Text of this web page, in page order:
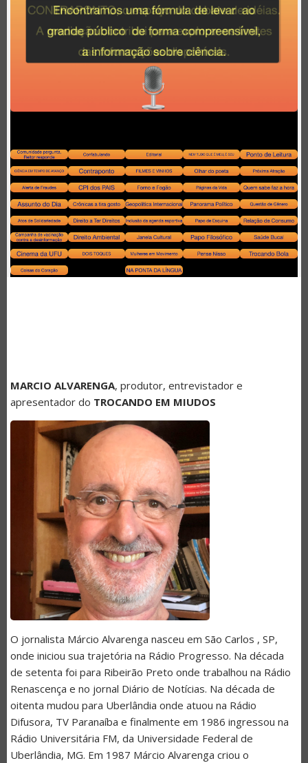
MARCIO ALVARENGA, produtor, entrevistador e
apresentador do TROCANDO EM MIUDOS
O jornalista Márcio Alvarenga nasceu em São Carlos , SP,
onde iniciou sua trajetória na Rádio Progresso. Na década
de setenta foi para Ribeirão Preto onde trabalhou na Rádio
Renascença e no jornal Diário de Notícias. Na década de
oitenta mudou para Uberlândia onde atuou na Rádio
Difusora, TV Paranaíba e finalmente em 1986 ingressou na
Rádio Universitária FM, da Universidade Federal de
Uberlândia, MG. Em 1987 Márcio Alvarenga criou o